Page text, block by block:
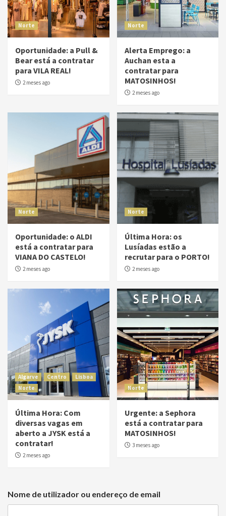
Norte
Oportunidade: a Pull &
Bear está a contratar
para VILA REAL!
2 meses ago
Norte
Alerta Emprego: a
Auchan esta a
contratar para
MATOSINHOS!
2 meses ago
Norte
Oportunidade: o ALDI
está a contratar para
VIANA DO CASTELO!
2 meses ago
Norte
Última Hora: os
Lusíadas estão a
recrutar para o PORTO!
2 meses ago
Algarve Centro
Lisboa
Norte
Última Hora: Com
diversas vagas em
aberto a JYSK está a
contratar!
2 meses ago
Norte
Urgente: a Sephora
está a contratar para
MATOSINHOS!
3 meses ago
Nome de utilizador ou endereço de email